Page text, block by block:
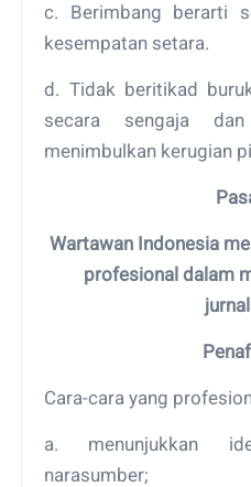
c. Berimbang berarti
kesempatan setara.
d. Tidak beritikad
secara sengaja
menimbulkan kerugian
Wartawan Indonesia
profesional dalam
Cara-cara yang
a. menunjukkan
narasumber;